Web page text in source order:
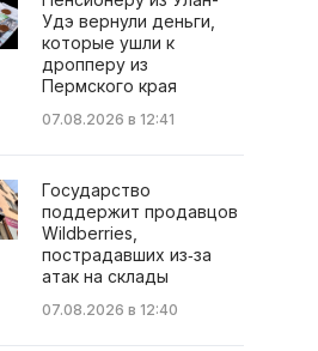
Удэ вернули деньги,
которые ушли к
дропперу из
Пермского края
07.08.2026 в 12:41
Государство
поддержит продавцов
Wildberries,
пострадавших из‑за
атак на склады
07.08.2026 в 12:40